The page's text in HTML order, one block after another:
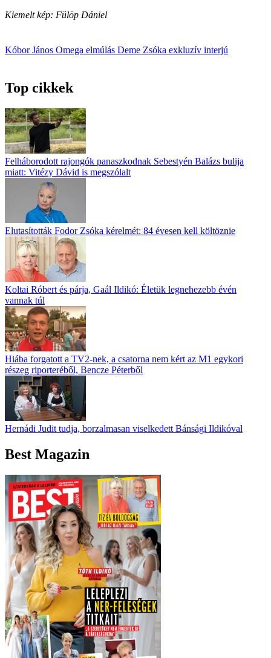
Kiemelt kép: Fülöp Dániel
Kóbor János Omega elmúlás Deme Zsóka exkluzív interjú
Top cikkek
Felháborodott rajongók panaszkodnak Sebestyén Balázs bulija
miatt: Vitézy Dávid is megszólalt
Elutasították Fodor Zsóka kérelmét: 84 évesen kell költöznie
Koltai Róbert és párja, Gaál Ildikó: Életük legnehezebb évén
vannak túl
Hiába forgatott a TV2-nek, a csatorna nem kért az M1 egykori
részeg riporteréből, Bencze Péterből
Hernádi Judit tudja, borzalmasan viselkedett Bánsági Ildikóval
Best Magazin